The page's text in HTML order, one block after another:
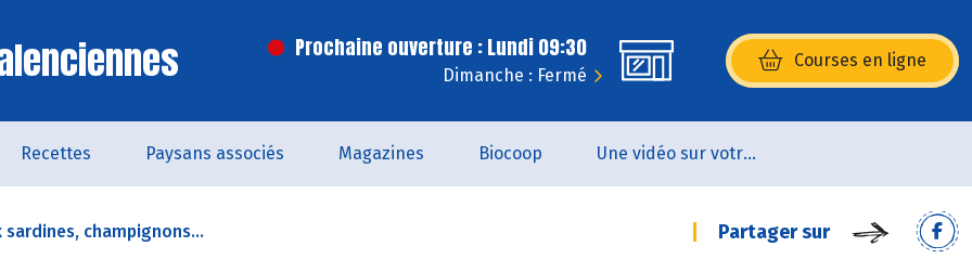
Prochaine ouverture : Lundi 09:30
Dimanche : Fermé
Courses en ligne
(s’ouvre dans une nouvelle
Recettes Paysans associés Magazines Biocoop Une vidéo sur votre magasin...
champignons... Partager sur